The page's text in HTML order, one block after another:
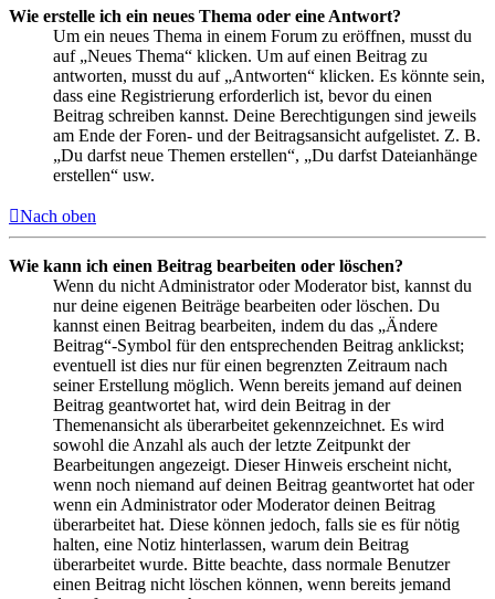
Wie erstelle ich ein neues Thema oder eine Antwort?
Um ein neues Thema in einem Forum zu eröffnen, musst du
auf „Neues Thema“ klicken. Um auf einen Beitrag zu
antworten, musst du auf „Antworten“ klicken. Es könnte sein,
dass eine Registrierung erforderlich ist, bevor du einen
Beitrag schreiben kannst. Deine Berechtigungen sind jeweils
am Ende der Foren- und der Beitragsansicht aufgelistet. Z. B.
„Du darfst neue Themen erstellen“, „Du darfst Dateianhänge
erstellen“ usw.
Nach oben
Wie kann ich einen Beitrag bearbeiten oder löschen?
Wenn du nicht Administrator oder Moderator bist, kannst du
nur deine eigenen Beiträge bearbeiten oder löschen. Du
kannst einen Beitrag bearbeiten, indem du das „Ändere
Beitrag“-Symbol für den entsprechenden Beitrag anklickst;
eventuell ist dies nur für einen begrenzten Zeitraum nach
seiner Erstellung möglich. Wenn bereits jemand auf deinen
Beitrag geantwortet hat, wird dein Beitrag in der
Themenansicht als überarbeitet gekennzeichnet. Es wird
sowohl die Anzahl als auch der letzte Zeitpunkt der
Bearbeitungen angezeigt. Dieser Hinweis erscheint nicht,
wenn noch niemand auf deinen Beitrag geantwortet hat oder
wenn ein Administrator oder Moderator deinen Beitrag
überarbeitet hat. Diese können jedoch, falls sie es für nötig
halten, eine Notiz hinterlassen, warum dein Beitrag
überarbeitet wurde. Bitte beachte, dass normale Benutzer
einen Beitrag nicht löschen können, wenn bereits jemand